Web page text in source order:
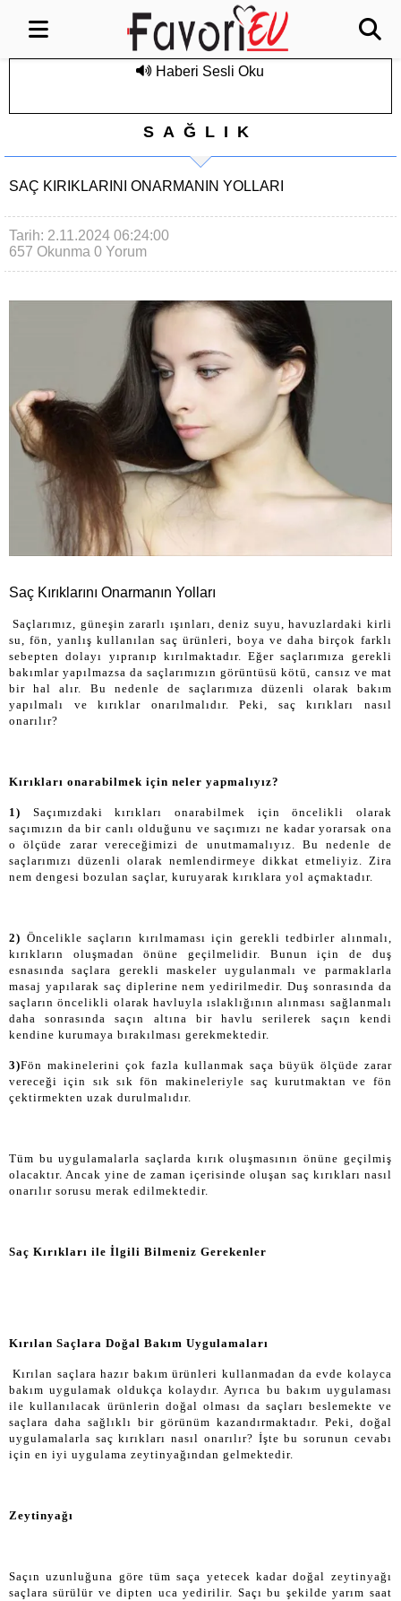
Haberi Sesli Oku
SAĞLIK
SAÇ KIRIKLARINI ONARMANIN YOLLARI
Tarih: 2.11.2024 06:24:00
657 Okunma 0 Yorum
Saç Kırıklarını Onarmanın Yolları
Saçlarımız, güneşin zararlı ışınları, deniz suyu, havuzlardaki kirli
su, fön, yanlış kullanılan saç ürünleri, boya ve daha birçok farklı
sebepten dolayı yıpranıp kırılmaktadır. Eğer saçlarımıza gerekli
bakımlar yapılmazsa da saçlarımızın görüntüsü kötü, cansız ve mat
bir hal alır. Bu nedenle de saçlarımıza düzenli olarak bakım
yapılmalı ve kırıklar onarılmalıdır. Peki, saç kırıkları nasıl
onarılır?
Kırıkları onarabilmek için neler yapmalıyız?
1) Saçımızdaki kırıkları onarabilmek için öncelikli olarak
saçımızın da bir canlı olduğunu ve saçımızı ne kadar yorarsak ona
o ölçüde zarar vereceğimizi de unutmamalıyız. Bu nedenle de
saçlarımızı düzenli olarak nemlendirmeye dikkat etmeliyiz. Zira
nem dengesi bozulan saçlar, kuruyarak kırıklara yol açmaktadır.
2) Öncelikle saçların kırılmaması için gerekli tedbirler alınmalı,
kırıkların oluşmadan önüne geçilmelidir. Bunun için de duş
esnasında saçlara gerekli maskeler uygulanmalı ve parmaklarla
masaj yapılarak saç diplerine nem yedirilmedir. Duş sonrasında da
saçların öncelikli olarak havluyla ıslaklığının alınması sağlanmalı
daha sonrasında saçın altına bir havlu serilerek saçın kendi
kendine kurumaya bırakılması gerekmektedir.
3)Fön makinelerini çok fazla kullanmak saça büyük ölçüde zarar
vereceği için sık sık fön makineleriyle saç kurutmaktan ve fön
çektirmekten uzak durulmalıdır.
Tüm bu uygulamalarla saçlarda kırık oluşmasının önüne geçilmiş
olacaktır. Ancak yine de zaman içerisinde oluşan saç kırıkları nasıl
onarılır sorusu merak edilmektedir.
Saç Kırıkları ile İlgili Bilmeniz Gerekenler
Kırılan Saçlara Doğal Bakım Uygulamaları
Kırılan saçlara hazır bakım ürünleri kullanmadan da evde kolayca
bakım uygulamak oldukça kolaydır. Ayrıca bu bakım uygulaması
ile kullanılacak ürünlerin doğal olması da saçları beslemekte ve
saçlara daha sağlıklı bir görünüm kazandırmaktadır. Peki, doğal
uygulamalarla saç kırıkları nasıl onarılır? İşte bu sorunun cevabı
için en iyi uygulama zeytinyağından gelmektedir.
Zeytinyağı
Saçın uzunluğuna göre tüm saça yetecek kadar doğal zeytinyağı
saçlara sürülür ve dipten uca yedirilir. Saçı bu şekilde yarım saat